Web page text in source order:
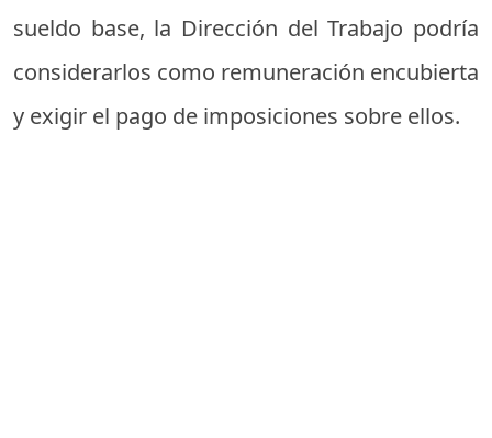
sueldo base, la Dirección del Trabajo podría
considerarlos como remuneración encubierta
y exigir el pago de imposiciones sobre ellos.